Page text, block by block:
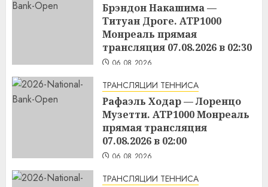
Брэндон Накашима —
Титуан Дроге. ATP1000
Монреаль прямая
трансляция 07.08.2026 в 02:30
06.08.2026
ТРАНСЛЯЦИИ ТЕННИСА
Рафаэль Ходар — Лоренцо
Музетти. ATP1000 Монреаль
прямая трансляция
07.08.2026 в 02:00
06.08.2026
ТРАНСЛЯЦИИ ТЕННИСА